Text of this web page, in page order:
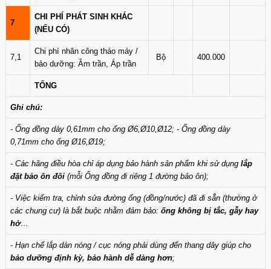
7
CHI PHÍ PHÁT SINH KHÁC
(NẾU CÓ)
7,1
Chi phí nhân công tháo máy /
bảo dưỡng: Âm trần, Áp trần
Bộ 400.000
TỔNG
Ghi chú:
- Ống đồng dày 0,61mm cho ống Ø6,Ø10,Ø12; - Ống đồng dày
0,71mm cho ống Ø16,Ø19;
- Các hãng điều hòa chỉ áp dụng bảo hành sản phẩm khi sử dụng lắp
đặt bảo ôn đôi (mỗi Ống đồng đi riêng 1 đường bảo ôn);
- Việc kiểm tra, chỉnh sửa đường ống (đồng/nước) đã đi sẵn (thường ở
các chung cư) là bắt buộc nhằm đảm bảo: ống không bị tắc, gẫy hay
hở…
- Hạn chế lắp dàn nóng / cục nóng phải dùng đến thang dây giúp cho
bảo dưỡng định kỳ, bảo hành dễ dàng hơn;